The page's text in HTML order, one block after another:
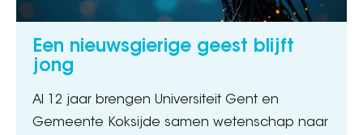
Een nieuwsgierige geest blijft
jong
Al 12 jaar brengen Universiteit Gent en
Gemeente Koksijde samen wetenschap naar